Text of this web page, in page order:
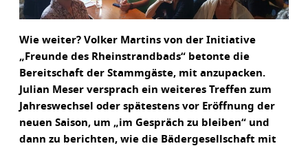
Wie weiter? Volker Martins von der Initiative
„Freunde des Rheinstrandbads“ betonte die
Bereitschaft der Stammgäste, mit anzupacken.
Julian Meser versprach ein weiteres Treffen zum
Jahreswechsel oder spätestens vor Eröffnung der
neuen Saison, um „im Gespräch zu bleiben“ und
dann zu berichten, wie die Bädergesellschaft mit